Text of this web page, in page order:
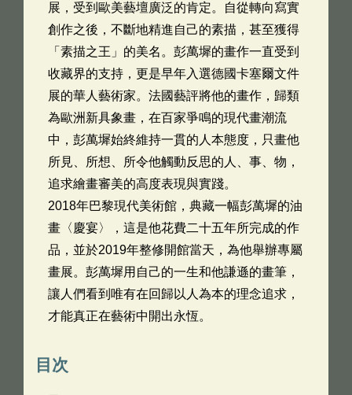
展，受到歐美藝壇廣泛的肯定。自從轉向寫實
創作之後，不斷地精進自己的素描，甚至獲得
「素描之王」的美名。彭萬墀的畫作一直受到
收藏界的支持，更是早年入選德國卡塞爾文件
展的華人藝術家。法國藝評將他的畫作，歸類
為歐洲新具象畫，在百家爭鳴的現代畫潮流
中，彭萬墀始終維持一貫的人本態度，只畫他
所見、所想、所令他觸動反思的人、事、物，
追求繪畫審美的高度表現與實踐。
2018年巴黎現代美術館，典藏一幅彭萬墀的油
畫〈慶宴〉，這是他花費二十五年所完成的作
品，並於2019年整修開館當天，為他舉辦專屬
畫展。彭萬墀用自己的一生和他謙遜的畫筆，
讓人們看到唯有在回歸以人為本的理念追求，
才能真正在藝術中開出永恆。
目次